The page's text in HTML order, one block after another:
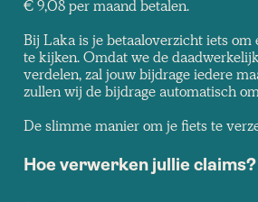
€ 9,08 per maand betalen.
Bij Laka is je betaaloverzicht iets om
te kijken. Omdat we de
verdelen, zal jouw bijdrage iedere
zullen wij de bijdrage automatisch
De slimme manier om je fiets te
Hoe verwerken jullie claims?